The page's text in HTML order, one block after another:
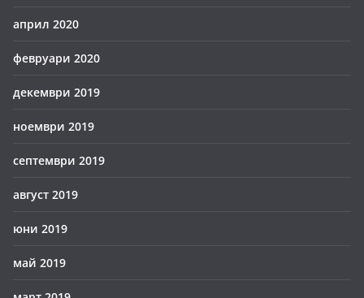
април 2020
февруари 2020
декември 2019
ноември 2019
септември 2019
август 2019
юни 2019
май 2019